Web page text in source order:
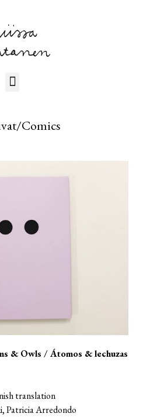
Comics
& Owls / Átomos & lechuzas
translation
Patricia Arredondo